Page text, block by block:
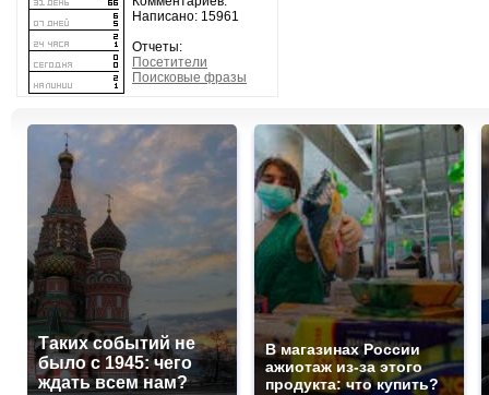
Написано: 15961
Отчеты:
Посетители
Поисковые фразы
Таких событий не
было с 1945: чего
ждать всем нам?
В магазинах России
ажиотаж из-за этого
продукта: что купить?